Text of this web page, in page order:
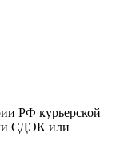
РФ курьерской
СДЭК или